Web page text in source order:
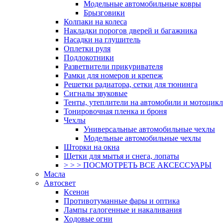
Модельные автомобильные ковры
Брызговики
Колпаки на колеса
Накладки порогов дверей и багажника
Насадки на глушитель
Оплетки руля
Подлокотники
Разветвители прикуривателя
Рамки для номеров и крепеж
Решетки радиатора, сетки для тюнинга
Сигналы звуковые
Тенты, утеплители на автомобили и
Тонировочная пленка и броня
Чехлы
Универсальные автомобильные чехлы
Модельные автомобильные чехлы
Шторки на окна
Щетки для мытья и снега, лопаты
> > > ПОСМОТРЕТЬ ВСЕ АКСЕССУАРЫ
Масла
Автосвет
Ксенон
Противотуманные фары и оптика
Лампы галогенные и накаливания
Ходовые огни